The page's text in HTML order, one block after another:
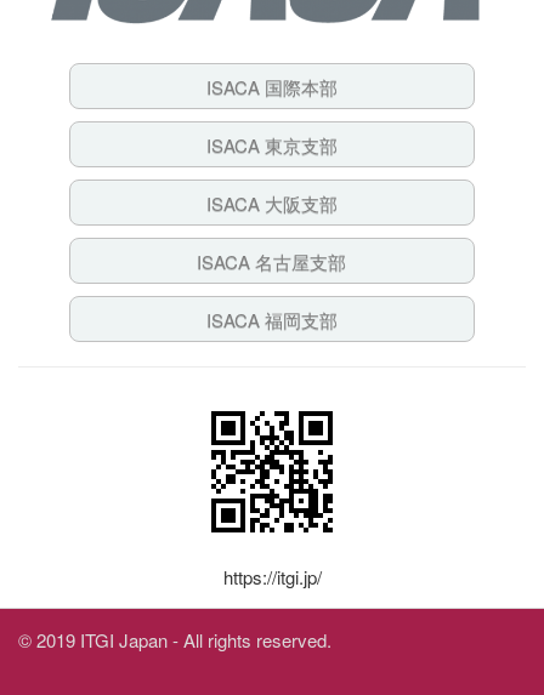
ISACA 国際本部
ISACA 東京支部
ISACA 大阪支部
ISACA 名古屋支部
ISACA 福岡支部
https://itgi.jp/
© 2019 ITGI Japan - All rights reserved.